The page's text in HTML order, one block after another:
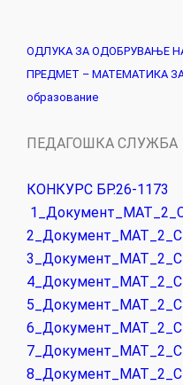
ОДЛУКА ЗА ОДОБРУВАЊЕ
ПРЕДМЕТ – МАТЕМАТИКА ЗА
образование
ПЕДАГОШКА СЛУЖБА
КОНКУРС БР.26-1173